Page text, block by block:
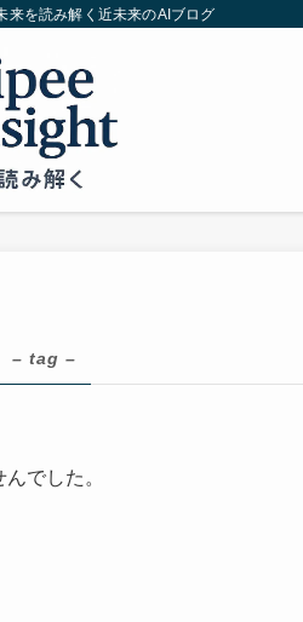
来を読み解く近未来のAIブログ
– tag –
でした。